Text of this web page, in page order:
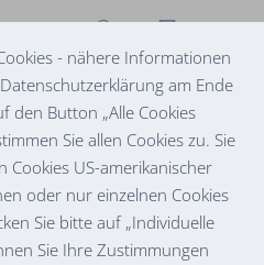
SENIORENZENTRUM
- nähere Informationen
am Ende
den Button „Alle Cookies
Sie allen Cookies zu. Sie
US-amerikanischer
oder nur einzelnen Cookies
Sie bitte auf „Individuelle
Sie Ihre Zustimmungen